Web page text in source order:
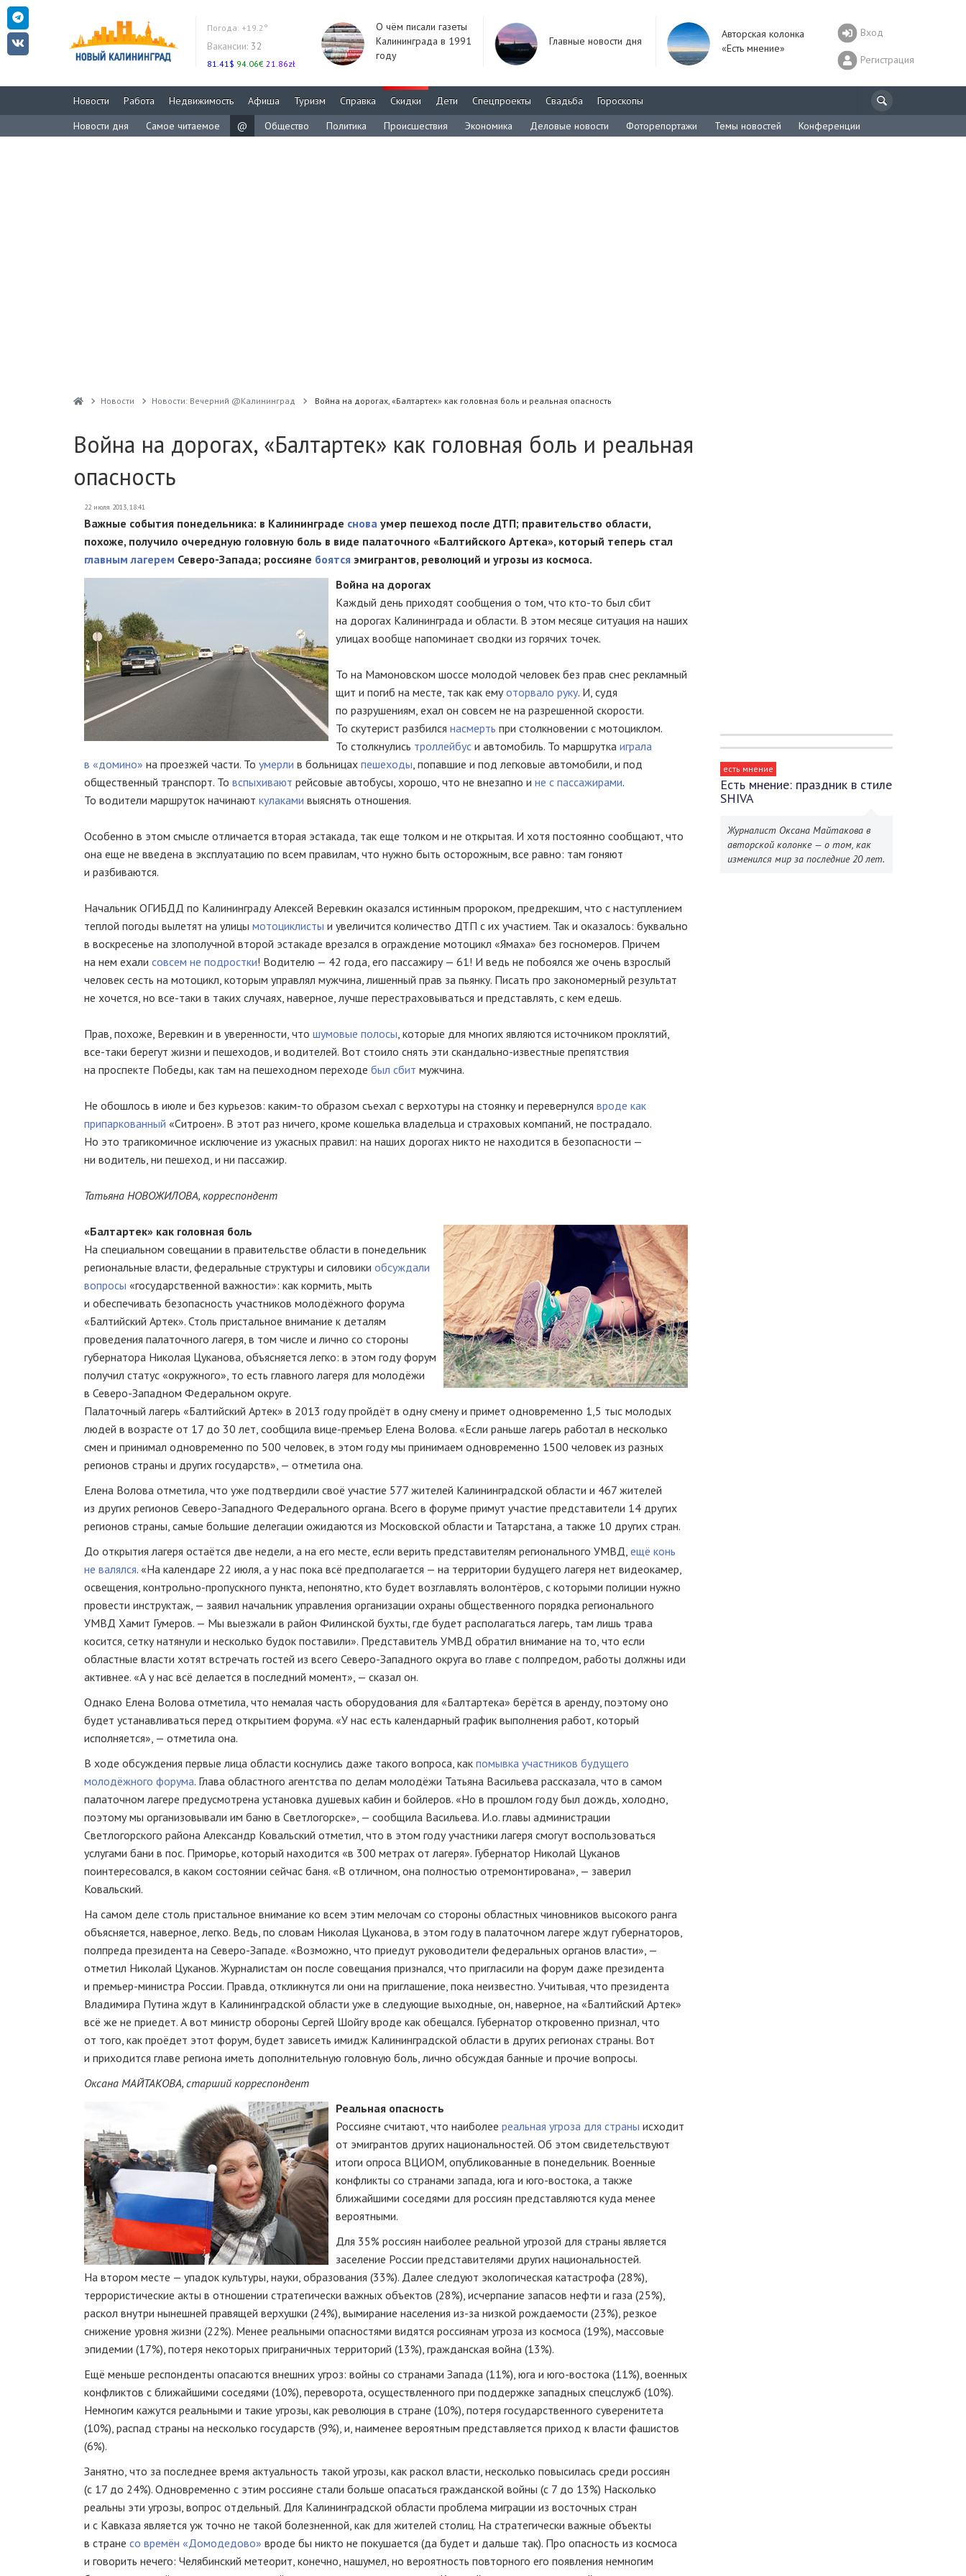
Погода: +19.2°
Вакансии: 32
81.41$ 94.06€ 21.86zł
О чём писали газеты
Калининграда в 1991
году
Главные новости дня
Авторская колонка
«Есть мнение»
Вход
Регистрация
Новости Работа Недвижимость Афиша Туризм Справка Скидки Дети Спецпроекты Свадьба
Гороскопы
Новости дня
Самое читаемое @ Общество Политика Происшествия Экономика Деловые новости Фоторепортажи Темы новостей Конференции
Новости Новости: Вечерний @Калининград Война на дорогах, «Балтартек» как головная боль и реальная опасность
Война на дорогах, «Балтартек» как головная боль и реальная
опасность
22 июля 2013, 18:41
Важные события понедельника: в Калининграде снова умер пешеход после ДТП; правительство области,
похоже, получило очередную головную боль в виде палаточного «Балтийского Артека», который теперь стал
главным лагерем Северо-Запада; россияне боятся эмигрантов, революций и угрозы из космоса.
Война на дорогах
Каждый день приходят сообщения о том, что кто-то был сбит
на дорогах Калининграда и области. В этом месяце ситуация на наших
улицах вообще напоминает сводки из горячих точек.
То на Мамоновском шоссе молодой человек без прав снес рекламный
щит и погиб на месте, так как емуоторвало руку. И, судя
по разрушениям, ехал он совсем не на разрешенной скорости.
То скутерист разбился насмерть при столкновении с мотоциклом.
То столкнулись троллейбус и автомобиль. То маршрутка играла
в «домино» на проезжей части. То умерли в больницах пешеходы, попавшие и под легковые автомобили, и под
общественный транспорт. То вспыхивают рейсовые автобусы, хорошо, что не внезапно и не с пассажирами.
То водители маршруток начинают кулаками выяснять отношения.
Особенно в этом смысле отличается вторая эстакада, так еще толком и не открытая. И хотя постоянно сообщают, что
она еще не введена в эксплуатацию по всем правилам, что нужно быть осторожным, все равно: там гоняют
и разбиваются.
Начальник ОГИБДД по Калининграду Алексей Веревкин оказался истинным пророком, предрекшим, что с наступлением
теплой погоды вылетят на улицы мотоциклисты и увеличится количество ДТП с их участием. Так и оказалось: буквально
в воскресенье на злополучной второй эстакаде врезался в ограждение мотоцикл «Ямаха» без госномеров. Причем
на нем ехали совсем не подростки! Водителю — 42 года, его пассажиру — 61! И ведь не побоялся же очень взрослый
человек сесть на мотоцикл, которым управлял мужчина, лишенный прав за пьянку. Писать про закономерный результат
не хочется, но все-таки в таких случаях, наверное, лучше перестраховываться и представлять, с кем едешь.
Прав, похоже, Веревкин и в уверенности, что шумовые полосы, которые для многих являются источником проклятий,
все-таки берегут жизни и пешеходов, и водителей. Вот стоило снять эти скандально-известные препятствия
на проспекте Победы, как там на пешеходном переходе был сбит мужчина.
Не обошлось в июле и без курьезов: каким-то образом съехал с верхотуры на стоянку и перевернулся вроде как
припаркованный «Ситроен». В этот раз ничего, кроме кошелька владельца и страховых компаний, не пострадало.
Но это трагикомичное исключение из ужасных правил: на наших дорогах никто не находится в безопасности —
ни водитель, ни пешеход, и ни пассажир.
Татьяна НОВОЖИЛОВА, корреспондент
«Балтартек» как головная боль
На специальном совещании в правительстве области в понедельник
региональные власти, федеральные структуры и силовики обсуждали
вопросы «государственной важности»: как кормить, мыть
и обеспечивать безопасность участников молодёжного форума
«Балтийский Артек». Столь пристальное внимание к деталям
проведения палаточного лагеря, в том числе и лично со стороны
губернатора Николая Цуканова, объясняется легко: в этом году форум
получил статус «окружного», то есть главного лагеря для молодёжи
в Северо-Западном Федеральном округе.
Палаточный лагерь «Балтийский Артек» в 2013 году пройдёт в одну смену и примет одновременно 1,5 тыс молодых
людей в возрасте от 17 до 30 лет, сообщила вице-премьер Елена Волова. «Если раньше лагерь работал в несколько
смен и принимал одновременно по 500 человек, в этом году мы принимаем одновременно 1500 человек из разных
регионов страны и других государств», — отметила она.
Елена Волова отметила, что уже подтвердили своё участие 577 жителей Калининградской области и 467 жителей
из других регионов Северо-Западного Федерального органа. Всего в форуме примут участие представители 14 других
регионов страны, самые большие делегации ожидаются из Московской области и Татарстана, а также 10 других стран.
До открытия лагеря остаётся две недели, а на его месте, если верить представителям регионального УМВД, ещё конь
не валялся. «На календаре 22 июля, а у нас пока всё предполагается — на территории будущего лагеря нет видеокамер,
освещения, контрольно-пропускного пункта, непонятно, кто будет возглавлять волонтёров, с которыми полиции нужно
провести инструктаж, — заявил начальник управления организации охраны общественного порядка регионального
УМВД Хамит Гумеров. — Мы выезжали в район Филинской бухты, где будет располагаться лагерь, там лишь трава
косится, сетку натянули и несколько будок поставили». Представитель УМВД обратил внимание на то, что если
областные власти хотят встречать гостей из всего Северо-Западного округа во главе с полпредом, работы должны иди
активнее. «А у нас всё делается в последний момент», — сказал он.
Однако Елена Волова отметила, что немалая часть оборудования для «Балтартека» берётся в аренду, поэтому оно
будет устанавливаться перед открытием форума. «У нас есть календарный график выполнения работ, который
исполняется», — отметила она.
В ходе обсуждения первые лица области коснулись даже такого вопроса, как помывка участников будущего
молодёжного форума. Глава областного агентства по делам молодёжи Татьяна Васильева рассказала, что в самом
палаточном лагере предусмотрена установка душевых кабин и бойлеров. «Но в прошлом году был дождь, холодно,
поэтому мы организовывали им баню в Светлогорске», — сообщила Васильева. И.о. главы администрации
Светлогорского района Александр Ковальский отметил, что в этом году участники лагеря смогут воспользоваться
услугами бани в пос. Приморье, который находится «в 300 метрах от лагеря». Губернатор Николай Цуканов
поинтересовался, в каком состоянии сейчас баня. «В отличном, она полностью отремонтирована», — заверил
Ковальский.
На самом деле столь пристальное внимание ко всем этим мелочам со стороны областных чиновников высокого ранга
объясняется, наверное, легко. Ведь, по словам Николая Цуканова, в этом году в палаточном лагере ждут губернаторов,
полпреда президента на Северо-Западе. «Возможно, что приедут руководители федеральных органов власти», —
отметил Николай Цуканов. Журналистам он после совещания признался, что пригласили на форум даже президента
и премьер-министра России. Правда, откликнутся ли они на приглашение, пока неизвестно. Учитывая, что президента
Владимира Путина ждут в Калининградской области уже в следующие выходные, он, наверное, на «Балтийский Артек»
всё же не приедет. А вот министр обороны Сергей Шойгу вроде как обещался. Губернатор откровенно признал, что
от того, как проёдет этот форум, будет зависеть имидж Калининградской области в других регионах страны. Вот
и приходится главе региона иметь дополнительную головную боль, лично обсуждая банные и прочие вопросы.
Оксана МАЙТАКОВА, старший корреспондент
Реальная опасность
Россияне считают, что наиболее реальная угроза для страны исходит
от эмигрантов других национальностей. Об этом свидетельствуют
итоги опроса ВЦИОМ, опубликованные в понедельник. Военные
конфликты со странами запада, юга и юго-востока, а также
ближайшими соседями для россиян представляются куда менее
вероятными.
Для 35% россиян наиболее реальной угрозой для страны является
заселение России представителями других национальностей.
На втором месте — упадок культуры, науки, образования (33%). Далее следуют экологическая катастрофа (28%),
террористические акты в отношении стратегически важных объектов (28%), исчерпание запасов нефти и газа (25%),
раскол внутри нынешней правящей верхушки (24%), вымирание населения из-за низкой рождаемости (23%), резкое
снижение уровня жизни (22%). Менее реальными опасностями видятся россиянам угроза из космоса (19%), массовые
эпидемии (17%), потеря некоторых приграничных территорий (13%), гражданская война (13%).
Ещё меньше респонденты опасаются внешних угроз: войны со странами Запада (11%), юга и юго-востока (11%), военных
конфликтов с ближайшими соседями (10%), переворота, осуществленного при поддержке западных спецслужб (10%).
Немногим кажутся реальными и такие угрозы, как революция в стране (10%), потеря государственного суверенитета
(10%), распад страны на несколько государств (9%), и, наименее вероятным представляется приход к власти фашистов
(6%).
Занятно, что за последнее время актуальность такой угрозы, как раскол власти, несколько повысилась среди россиян
(с 17 до 24%). Одновременно с этим россияне стали больше опасаться гражданской войны (с 7 до 13%) Насколько
реальны эти угрозы, вопрос отдельный. Для Калининградской области проблема миграции из восточных стран
и с Кавказа является уж точно не такой болезненной, как для жителей столиц. На стратегически важные объекты
в стране со времён «Домодедово» вроде бы никто не покушается (да будет и дальше так). Про опасность из космоса
и говорить нечего: Челябинский метеорит, конечно, нашумел, но вероятность повторного его появления немногим
есть мнение
Есть мнение: праздник в стиле
SHIVA
Журналист Оксана Майтакова в
авторской колонке — о том, как
изменился мир за последние 20 лет.